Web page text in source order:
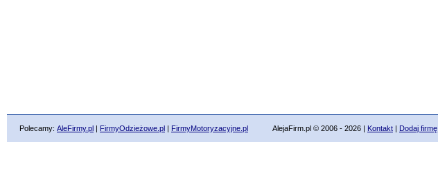
Polecamy: AleFirmy.pl | FirmyOdzieżowe.pl | FirmyMotoryzacyjne.pl AlejaFirm.pl © 2006 - 2026 | Kontakt | Dodaj firmę